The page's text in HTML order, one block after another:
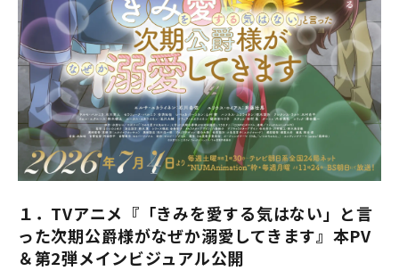
１．TVアニメ『「きみを愛する気はない」と言
った次期公爵様がなぜか溺愛してきます』本PV
＆第2弾メインビジュアル公開